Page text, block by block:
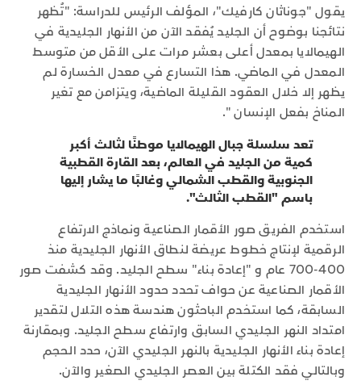
يقول "جوناثان كارفيك"، المؤلف الرئيس للدراسة: "تُظهر
نتائجنا بوضوح أن الجليد يُفقد الآن من الأنهار الجليدية في
الهيمالايا بمعدل أعلى بعشر مرات على الأقل من متوسط ​​
المعدل في الماضي. هذا التسارع في معدل الخسارة لم
يظهر إلا خلال العقود القليلة الماضية، ويتزامن مع تغير
المناخ بفعل الإنسان ".
تعد سلسلة جبال الهيمالايا موطنًا لثالث أكبر
كمية من الجليد في العالم، بعد القارة القطبية
الجنوبية والقطب الشمالي وغالبًا ما يشار إليها
باسم "القطب الثالث".
استخدم الفريق صور الأقمار الصناعية ونماذج الارتفاع
الرقمية لإنتاج خطوط عريضة لنطاق الأنهار الجليدية منذ
400-700 عام و "إعادة بناء" سطح الجليد. وقد كشفت صور
الأقمار الصناعية عن حواف تحدد حدود الأنهار الجليدية
السابقة، كما استخدم الباحثون هندسة هذه التلال لتقدير
امتداد النهر الجليدي السابق وارتفاع سطح الجليد. وبمقارنة
إعادة بناء الأنهار الجليدية بالنهر الجليدي الآن، حدد الحجم
وبالتالي فقد الكتلة بين العصر الجليدي الصغير والآن.